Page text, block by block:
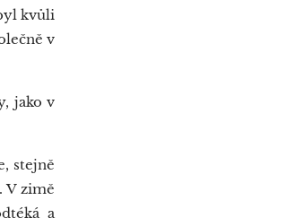
kvůli
v
jako v
stejně
V zimě
a